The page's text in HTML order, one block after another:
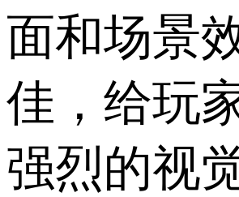
面和场景
佳，给玩
强烈的视